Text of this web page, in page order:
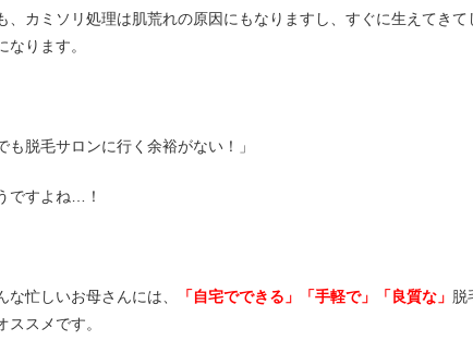
、カミソリ処理は肌荒れの原因にもなりますし、すぐに生えてき
なります。
も脱毛サロンに行く余裕がない！」
ですよね…！
な忙しいお母さんには、 「自宅でできる」「手軽で」「良質な」 脱
ススメです。